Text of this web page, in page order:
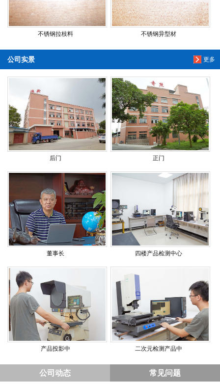
不锈钢拉枝料 不锈钢异型材
更多
公司实景
后门 正门
董事长 四楼产品检测中心
产品投影中 二次元检测产品中
公司动态 常见问题